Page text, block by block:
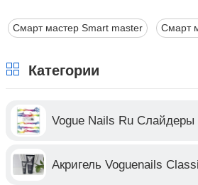
Смарт мастер Smart master Смарт
Категории
Vogue Nails Ru Слайдеры
Акригель Voguenails